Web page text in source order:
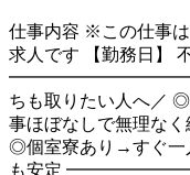
仕事内容 ※この仕事は
求人です 【勤務日】
ちも取りたい人へ／
事ほぼなしで無理な
◎個室寮あり→すぐ一
も安定